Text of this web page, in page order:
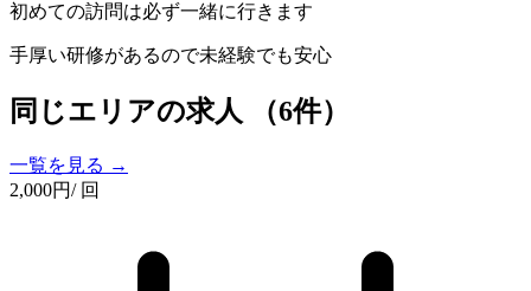
初めての訪問は必ず一緒に行きます
手厚い研修があるので未経験でも安心
同じエリアの求人 （6件）
一覧を見る →
2,000円/ 回